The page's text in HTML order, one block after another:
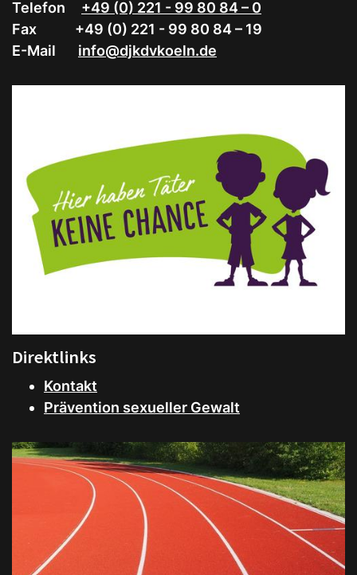
Telefon +49 (0) 221 - 99 80 84 – 0
Fax +49 (0) 221 - 99 80 84 – 19
E-Mail info@djkdvkoeln.de
Direktlinks
Kontakt
Prävention sexueller Gewalt